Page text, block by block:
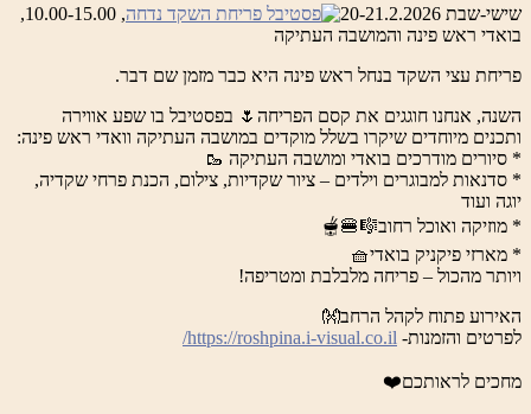
שישי-שבת 20-21.2.2026
, 10.00-15.00,
בואדי ראש פינה והמושבה העתיקה
פריחת עצי השקד בנחל ראש פינה היא כבר מזמן שם דבר.
השנה, אנחנו חוגגים את קסם הפריחה🌷 בפסטיבל בו שפע אווירה
ותכנים מיוחדים שיקרו בשלל מוקדים במושבה העתיקה וואדי ראש פינה:
* סיורים מודרכים בואדי ומושבה העתיקה 🥾
* סדנאות למבוגרים וילדים – ציור שקדיות, צילום, הכנת פרחי שקדיה,
יוגה ועוד
* מוזיקה ואוכל רחוב🎼🍔🫕
* מארזי פיקניק בואדי🧺
ויותר מהכול – פריחה מלבלבת ומטריפה!
האירוע פתוח לקהל הרחב👐
לפרטים והזמנות- https://roshpina.i-visual.co.il/
מחכים לראותכם❤️